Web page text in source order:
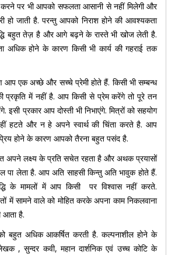
करने पर भी आपको सफलता आसानी से नहीं मिलेगी और
हो जाती है. परन्तु आपको निराश होने की आवश्यकता
बहुत तेज़ है और आगे बढ़ने के रास्ते भी खोज लेती है.
अधिक होने के कारण किसी भी कार्य की गहराई तक
एक अच्छे और सच्चे प्रेमी होते हैं. किसी भी सम्बन्ध
प्रकृति में नहीं है. आप किसी से प्रेम करेंगे तो पूरे तन
प्रकार आप दोस्ती भी निभाएंगे. मित्रों को सहयोग
हटते और न हे अपने स्वार्थ की चिंता करते है. आप
होने के कारण आपको तैरना बहुत पसंद है.
अपने लक्ष्य के प्रति सचेत रहता है और अथक प्रयासों
पा लेता है. आप अति साहसी किन्तु अति भावुक होते हैं.
के मामलों में आप किसी पर विश्वास नहीं करते.
में सामने वाले को मोहित करके अपना काम निकलवाना
आता है.
बहुत अधिक आकर्षित करती है. कल्पनाशील होने के
, सुन्दर कवी, महान दार्शनिक एवं उच्च कोटि के